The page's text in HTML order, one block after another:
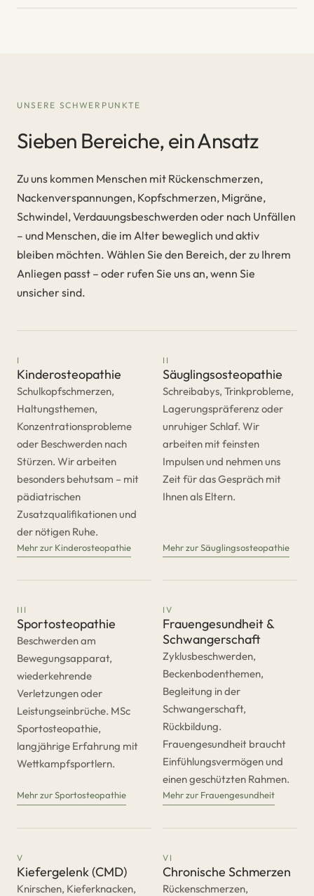
UNSERE SCHWERPUNKTE
Sieben Bereiche, ein Ansatz
Zu uns kommen Menschen mit Rückenschmerzen,
Nackenverspannungen, Kopfschmerzen, Migräne,
Schwindel, Verdauungsbeschwerden oder nach Unfällen
– und Menschen, die im Alter beweglich und aktiv
bleiben möchten. Wählen Sie den Bereich, der zu Ihrem
Anliegen passt – oder rufen Sie uns an, wenn Sie
unsicher sind.
I
Kinderosteopathie
Schulkopfschmerzen,
Haltungsthemen,
Konzentrationsprobleme
oder Beschwerden nach
Stürzen. Wir arbeiten
besonders behutsam – mit
pädiatrischen
Zusatzqualifikationen und
der nötigen Ruhe.
Mehr zur Kinderosteopathie
II
Säuglingsosteopathie
Schreibabys, Trinkprobleme,
Lagerungspräferenz oder
unruhiger Schlaf. Wir
arbeiten mit feinsten
Impulsen und nehmen uns
Zeit für das Gespräch mit
Ihnen als Eltern.
Mehr zur Säuglingsosteopathie
III
Sportosteopathie
Beschwerden am
Bewegungsapparat,
wiederkehrende
Verletzungen oder
Leistungseinbrüche. MSc
Sportosteopathie,
langjährige Erfahrung mit
Wettkampfsportlern.
Mehr zur Sportosteopathie
IV
Frauengesundheit &
Schwangerschaft
Zyklusbeschwerden,
Beckenbodenthemen,
Begleitung in der
Schwangerschaft,
Rückbildung.
Frauengesundheit braucht
Einfühlungsvermögen und
einen geschützten Rahmen.
Mehr zur Frauengesundheit
V
Kiefergelenk (CMD)
Knirschen, Kieferknacken,
VI
Chronische Schmerzen
Rückenschmerzen,